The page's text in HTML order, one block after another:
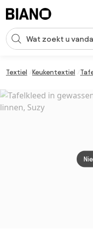
Zoekopdracht invoeren
Textiel Keukentextiel